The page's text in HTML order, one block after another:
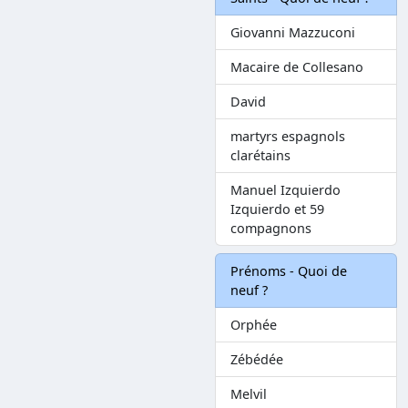
Giovanni Mazzuconi
Macaire de Collesano
David
martyrs espagnols
clarétains
Manuel Izquierdo
Izquierdo et 59
compagnons
Prénoms - Quoi de
neuf ?
Orphée
Zébédée
Melvil